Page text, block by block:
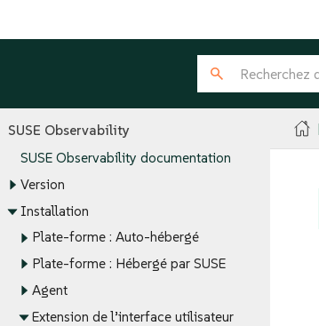
SUSE Observability
SUSE Observability documentation
Version
Installation
Plate-forme : Auto-hébergé
Plate-forme : Hébergé par SUSE
Agent
Extension de l’interface utilisateur